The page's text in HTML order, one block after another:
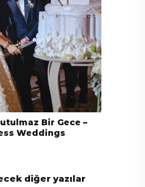
Bir Gece –
Weddings
diğer yazılar